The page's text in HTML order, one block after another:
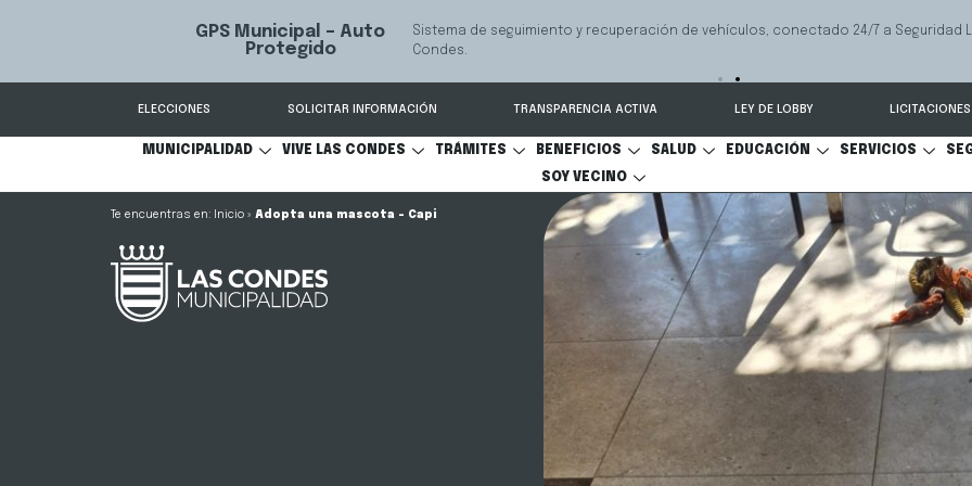
Mediación Familiar
Servicio que ayuda a las familias a resolver conflictos sobre pensión de alimentos,
comunicacional y cuidado personal.
ELECCIONES SOLICITAR INFORMACIÓN TRANSPARENCIA ACTIVA LEY DE LOBBY LICITACIONES
MUNICIPALIDAD VIVE LAS CONDES TRÁMITES BENEFICIOS SALUD EDUCACIÓN SERVICIOS
SOY VECINO
Inicio » Adopta una mascota – Capi